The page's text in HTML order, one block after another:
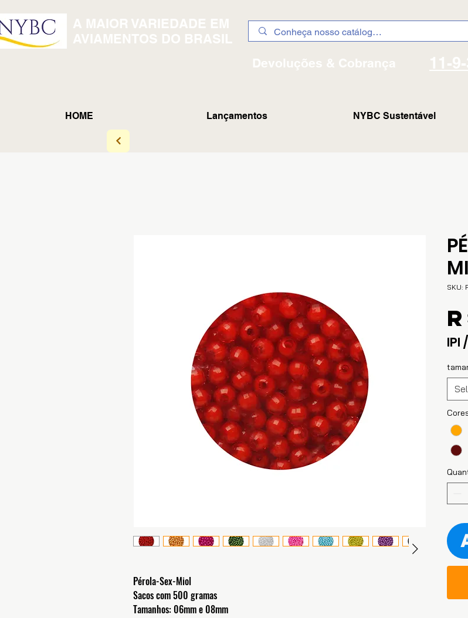
A MAIOR VARIEDADE EM
AVIAMENTOS DO BRASIL
Devoluções & Cobrança 11-
Pérola-Sex-Miol
Sacos com 500 gramas
Tamanhos: 06mm e 08mm
SKU:
IPI
HOME Lançamentos NYBC Sustentável